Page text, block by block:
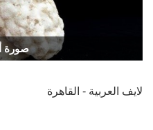
صورة
لايف العربية - القاهرة